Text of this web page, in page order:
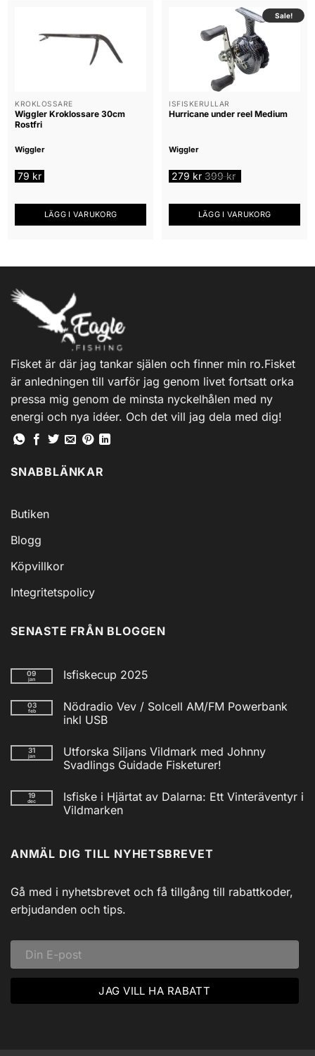
KROKLOSSARE
Wiggler Kroklossare 30cm
Rostfri
Wiggler
79 kr
LÄGG I VARUKORG
Sale!
ISFISKERULLAR
Hurricane under reel Medium
Wiggler
279 kr 399kr
LÄGG I VARUKORG
Fisket är där jag tankar själen och finner min ro.Fisket
är anledningen till varför jag genom livet fortsatt orka
pressa mig genom de minsta nyckelhålen med ny
energi och nya idéer. Och det vill jag dela med dig!
SNABBLÄNKAR
Butiken
Blogg
Köpvillkor
Integritetspolicy
SENASTE FRÅN BLOGGEN
09
jan Isfiskecup 2025
till
Isfiskecup
2025
03
feb
Nödradio Vev / Solcell AM/FM Powerbank
inkl USB
till
Nödradio
Vev
AM/FM
Powerbank
inkl
31
jan
Utforska Siljans Vildmark med Johnny
Svadlings Guidade Fisketurer!
till
Utforska
Siljans
Svadlings
Guidade
19
dec
Isfiske i Hjärtat av Dalarna: Ett Vinteräventyr i
Vildmarken
Isfiske
i
Dalarna:
Ett
Vinteräventyr
i
ANMÄL DIG TILL NYHETSBREVET
Gå med i nyhetsbrevet och få tillgång till rabattkoder,
erbjudanden och tips.